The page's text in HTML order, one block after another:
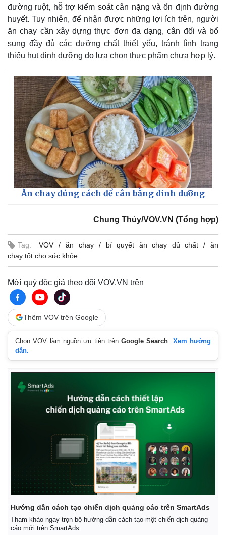
Kinh tế
Khởi nghiệp
Tiêu dùng
đường ruột, hỗ trợ kiểm soát cân nặng và ổn định đường
huyết. Tuy nhiên, để nhận được những lợi ích trên, người
ăn chay cần xây dựng thực đơn đa dạng, cân đối và bổ
sung đầy đủ các dưỡng chất thiết yếu, tránh tình trạng
thiếu hụt dinh dưỡng do lựa chọn thực phẩm chưa hợp lý.
Ăn chay đúng cách để cân bằng dinh dưỡng
Chung Thủy/VOV.VN (Tổng hợp)
Tag: VOV ăn chay bí quyết ăn chay đủ chất
ăn
chay tốt cho sức khỏe
Mời quý độc giả theo dõi VOV.VN trên
Thêm VOV trên Google
Chọn VOV làm nguồn ưu tiên trênGoogle Search
Xem hướng
dẫn.
Hướng dẫn cách tạo chiến dịch quảng cáo trên SmartAds
Tham khảo ngay trọn bộ hướng dẫn cách tạo một chiến dịch quảng
cáo mới trên SmartAds.